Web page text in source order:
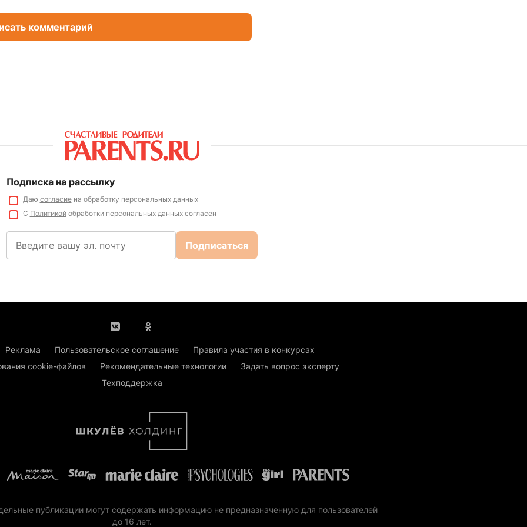
комментарий
Подписка на рассылку
Даю согласиена обработку персональных данных
С Политикойобработки персональных данных согласен
Подписаться
Реклама Пользовательское соглашение
Правила участия в конкурсах
cookie-файлов
Рекомендательные технологии
Задать вопрос эксперту
Техподдержка
публикации могут содержать информацию не предназначенную для пользователей
до 16 лет.